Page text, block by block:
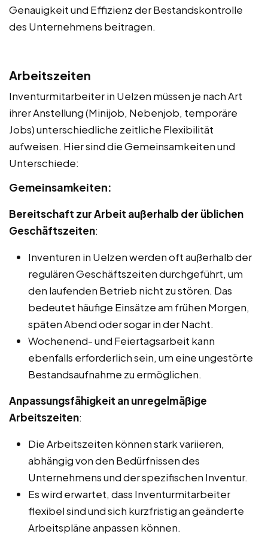
Genauigkeit und Effizienz der Bestandskontrolle
des Unternehmens beitragen.
Arbeitszeiten
Inventurmitarbeiter in Uelzen müssen je nach Art
ihrer Anstellung (Minijob, Nebenjob, temporäre
Jobs) unterschiedliche zeitliche Flexibilität
aufweisen. Hier sind die Gemeinsamkeiten und
Unterschiede:
Gemeinsamkeiten:
Bereitschaft zur Arbeit außerhalb der üblichen
Geschäftszeiten:
Inventuren in Uelzen werden oft außerhalb der
regulären Geschäftszeiten durchgeführt, um
den laufenden Betrieb nicht zu stören. Das
bedeutet häufige Einsätze am frühen Morgen,
späten Abend oder sogar in der Nacht.
Wochenend- und Feiertagsarbeit kann
ebenfalls erforderlich sein, um eine ungestörte
Bestandsaufnahme zu ermöglichen.
Anpassungsfähigkeit an unregelmäßige
Arbeitszeiten:
Die Arbeitszeiten können stark variieren,
abhängig von den Bedürfnissen des
Unternehmens und der spezifischen Inventur.
Es wird erwartet, dass Inventurmitarbeiter
flexibel sind und sich kurzfristig an geänderte
Arbeitspläne anpassen können.